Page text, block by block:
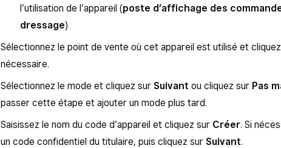
l’utilisation de l’appareil (poste d’affichage des
dressage)
Sélectionnez le point de vente où cet appareil est utilisé et
nécessaire.
Sélectionnez le mode et cliquez sur Suivant ou cliquez sur Pas
passer cette étape et ajouter un mode plus tard.
Saisissez le nom du code d’appareil et cliquez sur Créer. Si
un code confidentiel du titulaire, puis cliquez sur Suivant.